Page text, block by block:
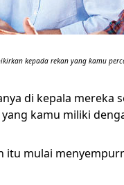
kepada rekan yang kamu
di kepala mereka
kamu miliki
mulai